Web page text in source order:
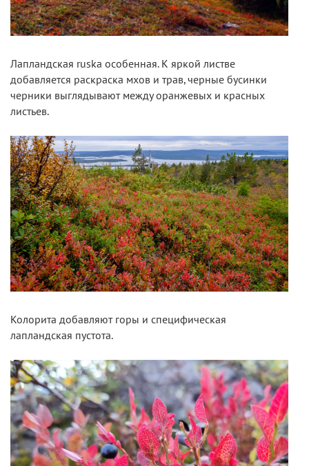
Лапландская ruska особенная. К яркой листве
добавляется раскраска мхов и трав, черные бусинки
черники выглядывают между оранжевых и красных
листьев.
Колорита добавляют горы и специфическая
лапландская пустота.